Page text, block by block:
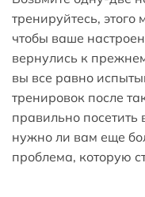
тренируйтесь, этого
чтобы ваше
вернулись к
вы все равно
тренировок после
правильно посетить
нужно ли вам еще
проблема, которую